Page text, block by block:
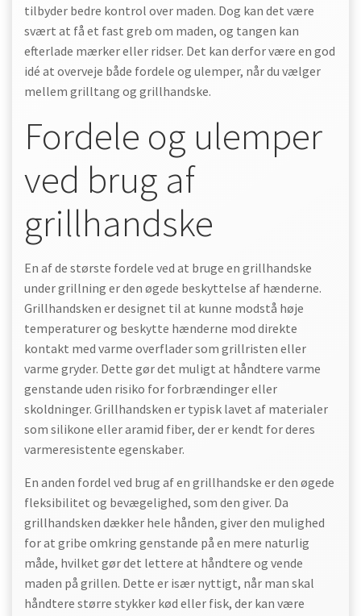
tilbyder bedre kontrol over maden. Dog kan det være
svært at få et fast greb om maden, og tangen kan
efterlade mærker eller ridser. Det kan derfor være en god
idé at overveje både fordele og ulemper, når du vælger
mellem grilltang og grillhandske.
Fordele og ulemper
ved brug af
grillhandske
En af de største fordele ved at bruge en grillhandske
under grillning er den øgede beskyttelse af hænderne.
Grillhandsken er designet til at kunne modstå høje
temperaturer og beskytte hænderne mod direkte
kontakt med varme overflader som grillristen eller
varme gryder. Dette gør det muligt at håndtere varme
genstande uden risiko for forbrændinger eller
skoldninger. Grillhandsken er typisk lavet af materialer
som silikone eller aramid fiber, der er kendt for deres
varmeresistente egenskaber.
En anden fordel ved brug af en grillhandske er den øgede
fleksibilitet og bevægelighed, som den giver. Da
grillhandsken dækker hele hånden, giver den mulighed
for at gribe omkring genstande på en mere naturlig
måde, hvilket gør det lettere at håndtere og vende
maden på grillen. Dette er især nyttigt, når man skal
håndtere større stykker kød eller fisk, der kan være